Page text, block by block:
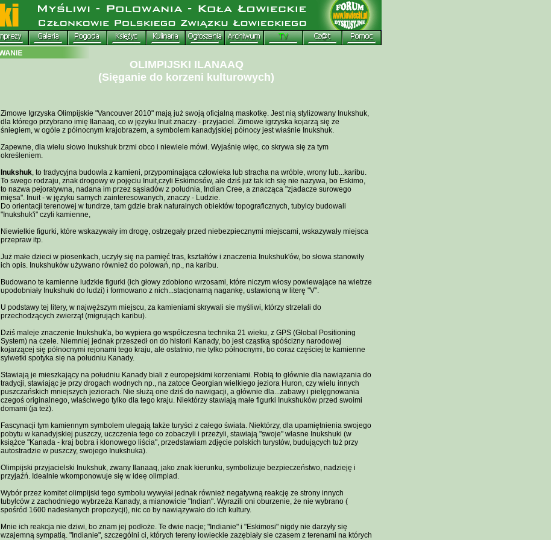
OLIMPIJSKI ILANAAQ
(Sięganie do korzeni kulturowych)
Zimowe Igrzyska Olimpijskie "Vancouver 2010" mają już swoją oficjalną maskotkę. Jest nią stylizowany Inukshuk,
dla którego przybrano imię Ilanaaq, co w języku Inuit znaczy - przyjaciel. Zimowe igrzyska kojarzą się ze
śniegiem, w ogóle z północnym krajobrazem, a symbolem kanadyjskiej północy jest właśnie Inukshuk.
Zapewne, dla wielu słowo Inukshuk brzmi obco i niewiele mówi. Wyjaśnię więc, co skrywa się za tym
określeniem.
Inukshuk, to tradycyjna budowla z kamieni, przypominająca człowieka lub stracha na wróble, wrony lub...karibu.
To swego rodzaju, znak drogowy w pojęciu Inuit,czyli Eskimosów, ale dziś już tak ich się nie nazywa, bo Eskimo,
to nazwa pejoratywna, nadana im przez sąsiadów z południa, Indian Cree, a znacząca "zjadacze surowego
mięsa". Inuit - w języku samych zainteresowanych, znaczy - Ludzie.
Do orientacji terenowej w tundrze, tam gdzie brak naturalnych obiektów topograficznych, tubylcy budowali
"Inukshuk'i" czyli kamienne,
Niewielkie figurki, które wskazywały im drogę, ostrzegały przed niebezpiecznymi miejscami, wskazywały miejsca
przepraw itp.
Już małe dzieci w piosenkach, uczyły się na pamięć tras, kształtów i znaczenia Inukshuk'ów, bo słowa stanowiły
ich opis. Inukshuków używano również do polowań, np., na karibu.
Budowano te kamienne ludzkie figurki (ich głowy zdobiono wrzosami, które niczym włosy powiewające na wietrze
upodobniały Inukshuki do ludzi) i formowano z nich...stacjonarną nagankę, ustawioną w literę "V".
U podstawy tej litery, w najwęższym miejscu, za kamieniami skrywali sie myśliwi, którzy strzelali do
przechodzących zwierząt (migrująch karibu).
Dziś maleje znaczenie Inukshuk'a, bo wypiera go współczesna technika 21 wieku, z GPS (Global Positioning
System) na czele. Niemniej jednak przeszedł on do historii Kanady, bo jest cząstką spóścizny narodowej
kojarzącej się północnymi rejonami tego kraju, ale ostatnio, nie tylko północnymi, bo coraz częściej te kamienne
sylwetki spotyka się na południu Kanady.
Stawiają je mieszkający na południu Kanady biali z europejskimi korzeniami. Robią to głównie dla nawiązania do
tradycji, stawiając je przy drogach wodnych np., na zatoce Georgian wielkiego jeziora Huron, czy wielu innych
puszczańskich mniejszych jeziorach. Nie służą one dziś do nawigacji, a głównie dla...zabawy i pielęgnowania
czegoś originalnego, właściwego tylko dla tego kraju. Niektórzy stawiają małe figurki Inukshuków przed swoimi
domami (ja też).
Fascynacji tym kamiennym symbolem ulegają także turyści z całego świata. Niektórzy, dla upamiętnienia swojego
pobytu w kanadyjskiej puszczy, uczczenia tego co zobaczyli i przeżyli, stawiają "swoje" własne Inukshuki (w
książce "Kanada - kraj bobra i klonowego liścia", przedstawiam zdjęcie polskich turystów, budujących tuż przy
autostradzie w puszczy, swojego Inukshuka).
Olimpijski przyjacielski Inukshuk, zwany Ilanaaq, jako znak kierunku, symbolizuje bezpieczeństwo, nadzieję i
przyjaźń. Idealnie wkomponowuje się w ideę olimpiad.
Wybór przez komitet olimpijski tego symbolu wywyłał jednak również negatywną reakcję ze strony innych
tubylców z zachodniego wybrzeża Kanady, a mianowicie "Indian". Wyrazili oni oburzenie, że nie wybrano (
spośród 1600 nadesłanych propozycji), nic co by nawiązywało do ich kultury.
Mnie ich reakcja nie dziwi, bo znam jej podłoże. Te dwie nacje; "Indianie" i "Eskimosi" nigdy nie darzyły się
wzajemną sympatią. "Indianie", szczególni ci, których tereny łowieckie zazębiały sie czasem z terenami na których